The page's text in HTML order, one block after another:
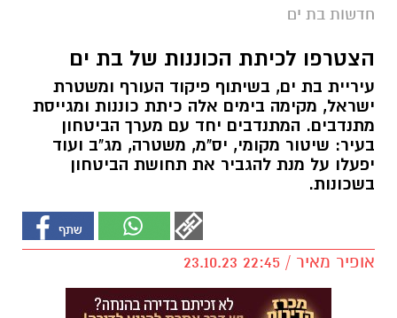
חדשות בת ים
הצטרפו לכיתת הכוננות של בת ים
עיריית בת ים, בשיתוף פיקוד העורף ומשטרת
ישראל, מקימה בימים אלה כיתת כוננות ומגייסת
מתנדבים. המתנדבים יחד עם מערך הביטחון
בעיר: שיטור מקומי, יס"מ, משטרה, מג"ב ועוד
יפעלו על מנת להגביר את תחושת הביטחון
בשכונות.
אופיר מאיר / 22:45 23.10.23